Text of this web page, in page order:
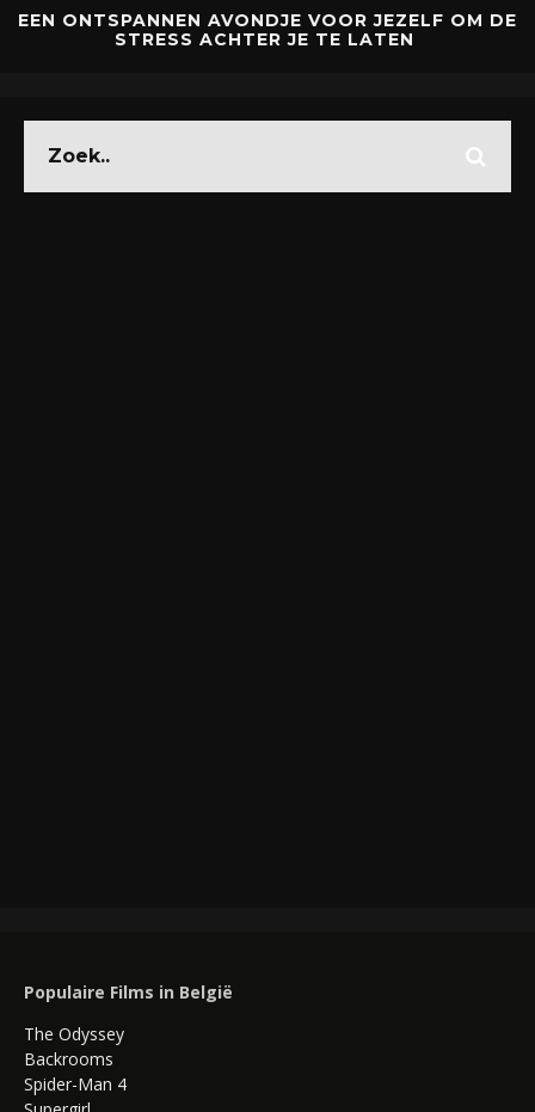
EEN ONTSPANNEN AVONDJE VOOR JEZELF OM DE
STRESS ACHTER JE TE LATEN
Populaire Films in België
The Odyssey
Backrooms
Spider-Man 4